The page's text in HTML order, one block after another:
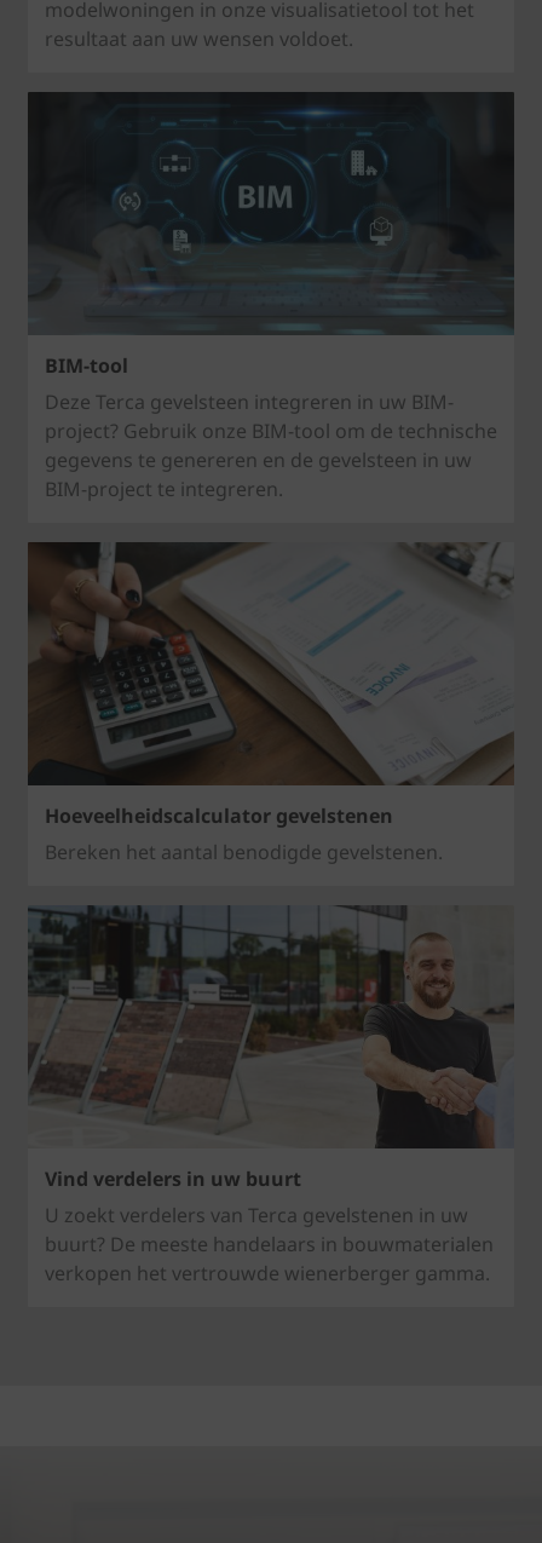
modelwoningen in onze visualisatietool tot het
resultaat aan uw wensen voldoet.
BIM-tool
Deze Terca gevelsteen integreren in uw BIM-
project? Gebruik onze BIM-tool om de technische
gegevens te genereren en de gevelsteen in uw
BIM-project te integreren.
Hoeveelheidscalculator gevelstenen
Bereken het aantal benodigde gevelstenen.
Vind verdelers in uw buurt
U zoekt verdelers van Terca gevelstenen in uw
buurt? De meeste handelaars in bouwmaterialen
verkopen het vertrouwde wienerberger gamma.